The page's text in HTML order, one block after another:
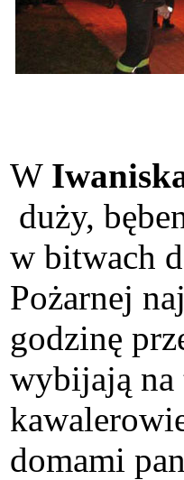
W
duży,
w bitwach
Pożarnej
godzinę
wybijają na
domami